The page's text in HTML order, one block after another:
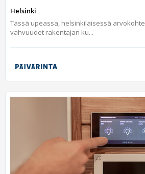
Helsinki
Tässä upeassa, helsinkiläisessä
vahvuudet rakentajan ku...